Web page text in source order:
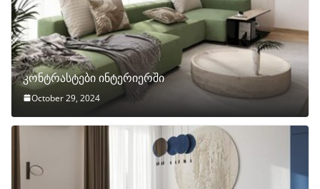
კონტრასტები ინტერიერში
October 29, 2024